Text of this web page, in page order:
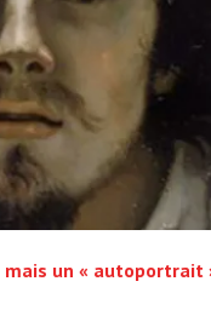
mais un « autoportrait